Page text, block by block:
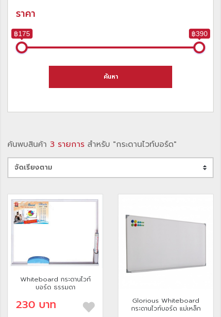
ราคา
฿175 ฿390
ค้นหา
ค้นพบสินค้า 3 รายการ สำหรับ "กระดานไวท์บอร์ด"
Whiteboard กระดานไวท์
บอร์ด ธรรมดา
230 บาท
Glorious Whiteboard
กระดานไวท์บอร์ด แม่เหล็ก